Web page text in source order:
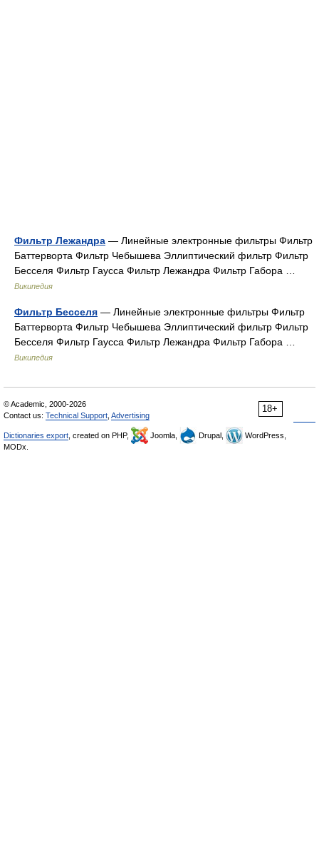
Фильтр Лежандра — Линейные электронные фильтры Фильтр
Баттерворта Фильтр Чебышева Эллиптический фильтр Фильтр
Бесселя Фильтр Гаусса Фильтр Лежандра Фильтр Габора …
Википедия
Фильтр Бесселя — Линейные электронные фильтры Фильтр
Баттерворта Фильтр Чебышева Эллиптический фильтр Фильтр
Бесселя Фильтр Гаусса Фильтр Лежандра Фильтр Габора …
Википедия
18+
© Academic, 2000-2026
Contact us: Technical Support Advertising
Dictionaries export , created on PHP, Joomla, Drupal,
WordPress,
MODx.